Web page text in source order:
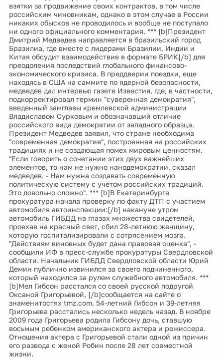
взятки за продвижение своих контрактов, в том числе
российским чиновникам, однако в этом случае в России
никаких обысков не проводилось и вообще не поступало
ни одного официального комментария. *** [b]Президент
Дмитрий Медведев направляется в бразильский город
Бразилиа, где вместе с лидерами Бразилии, Индии и
Китая обсудит взаимодействие в формате БРИК[/b] для
преодоления последствий глобального финансово-
экономического кризиса. В преддверии поездки, еще
находясь в США на саммите по ядерной безопасности,
медведев дал интервью газете Известия, где, в частности,
подкорректировал термин "суверенная демократия",
введенный замглавы кремлевской администрации
Владиславом Сурковым и обозначавший отличие
российского вида демократии от западного образца.
Президент Медведев заявил, что стране необходима
"современная демократия", построенная на российских
традициях и не создающая помех мировым ценностям.
"Если говорить о сочетании этих двух важнейших
элементов, то нам не нужно нанодемократии, сказал
медведев. - Нам нужна создавать современную
политическую систему с учетом российских традиций.
Это довольно сложно". *** [b]В Екатеринбурге
прокуратура начала проверку по факту ДТП с участием
автомобиля автоинспекции:[/b] накануне утром
автомобиль ГИБДД на глазах множества свидетелей,
проехав на красный свет, сбил 28-летнюю женщину,
которую госпитализировали с сотрясением мозга.
"Действиям виновных будет дана правовая оценка", -
сообщили ИФ в пресс-службе прокуратуры Свердловской
области. Начальник ГИБДД Свердловской области Юрий
Демин публично извинился за своего подчиненного,
который находился за рулем служебного автомобиля. ***
[b]Мел Гибсон расстался со своей русской подругой
Оксаной Григорьевой, [/b]сообщается на сайте о
знаменитостях tmz.com. 54-летний Гибсон и 39-летняя
Григорьева расстались несколько недель назад. В ноябре
2009 года Григорьева родила Гибсону дочь, ставшую
восьмым ребенком американского актера и режиссера.
Отношения актера с Григорьевой стали одной из причин
его развода с женой Робин после 28 лет совместной
жизни.